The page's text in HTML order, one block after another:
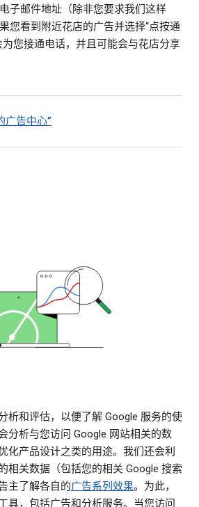
子邮件地址（除非您要求我们这样
您看到附近花店的广告并选择“点按通
为您接通电话，并且可能会与花店分享
广告中心”
析和评估，以便了解 Google 服务的使
分析与您访问 Google 网站相关的数
化产品设计之类的用途。我们还会利
相关数据（包括您的相关 Google 搜索
主了解各自的广告系列效果。为此，
具，包括广告和分析服务。当您访问